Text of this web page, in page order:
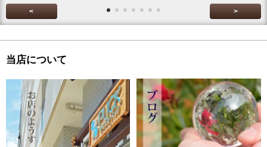
< >
当店について